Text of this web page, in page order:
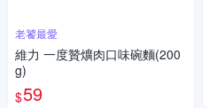
老饕最愛
維力 一度贊爌肉口味碗麵(200
g)
$59